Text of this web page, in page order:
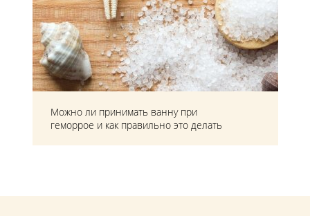
Можно ли принимать ванну при
геморрое и как правильно это делать